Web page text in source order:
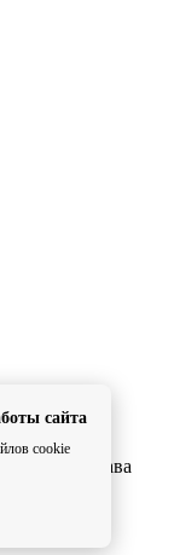
Все права
сайта
cookie